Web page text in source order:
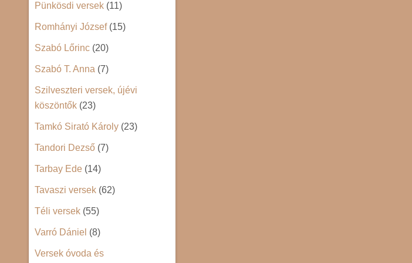
Pünkösdi versek (11)
Romhányi József(15)
Szabó Lőrinc (20)
Szabó T. Anna (7)
Szilveszteri versek, újévi
köszöntők (23)
Tamkó Sirató Károly (23)
Tandori Dezső (7)
Tarbay Ede (14)
Tavaszi versek (62)
Téli versek (55)
Varró Dániel (8)
Versek óvoda és